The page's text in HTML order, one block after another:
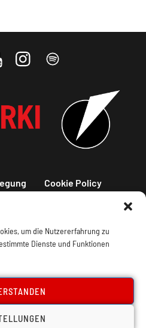
um die Nutzererfahrung zu
Dienste und Funktionen
Cookie Policy